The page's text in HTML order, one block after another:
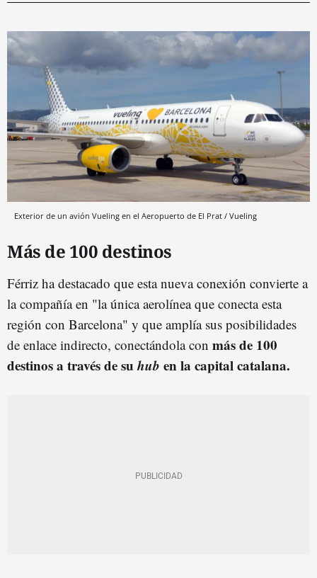
Exterior de un avión Vueling en el Aeropuerto de El Prat / Vueling
Más de 100 destinos
Férriz ha destacado que esta nueva conexión convierte a
la compañía en "la única aerolínea que conecta esta
región con Barcelona" y que amplía sus posibilidades
de enlace indirecto, conectándola con más de 100
destinos a través de suhub en la capital catalana.